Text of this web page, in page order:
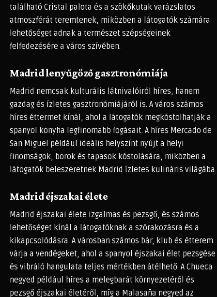
található Cristal palota és a szökőkutak varázslatos
atmoszférát teremtenek, miközben a látogatók számára
lehetőséget adnak a természet szépségeinek
felfedezésére a város szívében.
Madrid lenyűgöző gasztronómiája
Madrid nemcsak kulturális látnivalóiról híres, hanem
gazdag és ízletes gasztronómiájáról is. A város számos
híres éttermet kínál, ahol a látogatók megkóstolhatják a
spanyol konyha legfinomabb fogásait. A híres Mercado de
San Miguel például ideális helyszínt nyújt a helyi
finomságok, borok és tapasok kóstolására, miközben a
látogatók beleszeretnek Madrid ízletes kulináris világába.
Madrid éjszakai élete
Madrid éjszakai élete izgalmas és pezsgő, és számos
lehetőséget kínál a látogatóknak a szórakozásra és a
kikapcsolódásra. A városban számos bár, klub és étterem
várja a vendégeket, ahol a spanyol éjszakai élet pezsgése
és vibráló hangulata teljes mértékben átélhető. A Chueca
negyed például híres a melegbarát környezetéről és
pezsgő éjszakai életéről, míg a Malasaña negyed az